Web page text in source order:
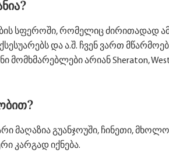
სფეროში, რომელიც ძირითადად
და ა.შ. ჩვენ ვართ
არიან Sheraton,
მაღაზია გუანჯოუში, ჩინეთი,
კარგად იქნება.